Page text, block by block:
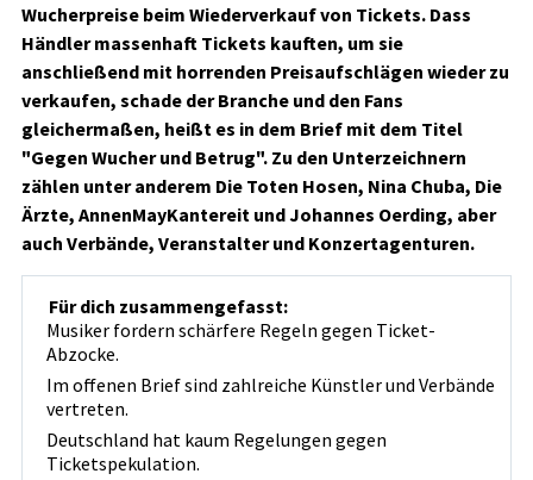
Wucherpreise beim Wiederverkauf von Tickets. Dass
Händler massenhaft Tickets kauften, um sie
anschließend mit horrenden Preisaufschlägen wieder zu
verkaufen, schade der Branche und den Fans
gleichermaßen, heißt es in dem Brief mit dem Titel
"Gegen Wucher und Betrug". Zu den Unterzeichnern
zählen unter anderem Die Toten Hosen, Nina Chuba, Die
Ärzte, AnnenMayKantereit und Johannes Oerding, aber
auch Verbände, Veranstalter und Konzertagenturen.
Für dich zusammengefasst:
Musiker fordern schärfere Regeln gegen Ticket-
Abzocke.
Im offenen Brief sind zahlreiche Künstler und Verbände
vertreten.
Deutschland hat kaum Regelungen gegen
Ticketspekulation.